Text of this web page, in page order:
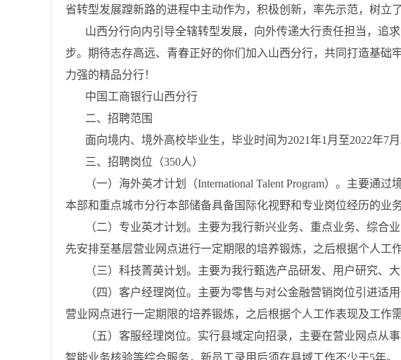
省转型发展蹚新路的进程中主动作为，积极创新，率先示范，树立
山西分行向内引导全辖转型发展，向外传递大行责任担当，追
步。期待志存高远、青春正好的你们加入山西分行，共同打造基础
力强的精品分行！
中国工商银行山西分行
二、招聘范围
面向境内、境外高校毕业生，毕业时间为2021年1月至2022年7月
三、招聘岗位（350人）
（一）海外英才计划（International Talent Program）。主要通
本部和重点城市分行本部储备具备国际化视野和专业岗位经历的业务
（二）专业英才计划。主要为我行新兴业务、重点业务、综合
先安排至基层营业网点进行一定期限的培养锻炼，之后根据个人工
（三）科技菁英计划。主要为我行甄选产品研发、用户研究、
（四）客户经理岗位。主要为零售与对公金融营销岗位引进适
营业网点进行一定期限的培养锻炼，之后根据个人工作表现及工作
（五）客服经理岗位。实行县域定向招录，主要在营业网点从
智能业务核验等综合服务，新员工录用后须在县域工作不少于5年。